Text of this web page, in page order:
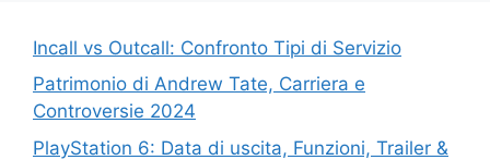
Incall vs Outcall: Confronto Tipi di Servizio
Patrimonio di Andrew Tate, Carriera e
Controversie 2024
PlayStation 6: Data di uscita, Funzioni, Trailer &